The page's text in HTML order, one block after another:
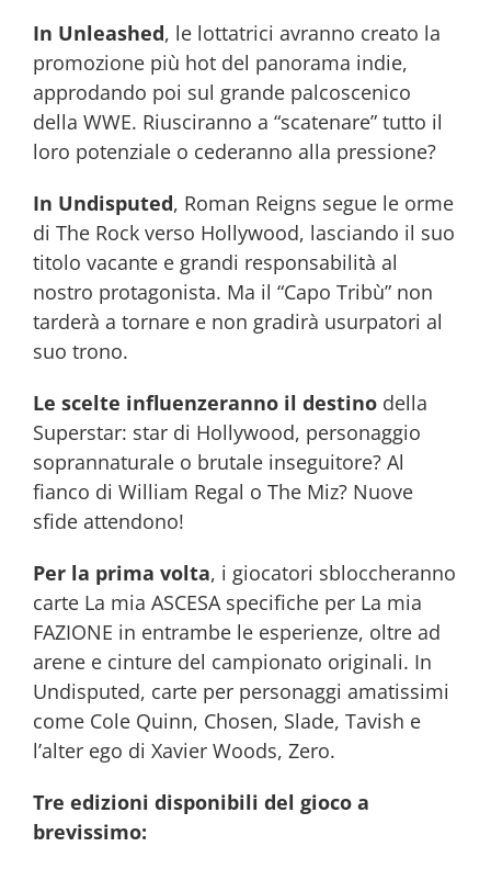
In Unleashed, le lottatrici avranno creato la
promozione più hot del panorama indie,
approdando poi sul grande palcoscenico
della WWE. Riusciranno a “scatenare” tutto il
loro potenziale o cederanno alla pressione?
In Undisputed, Roman Reigns segue le orme
di The Rock verso Hollywood, lasciando il suo
titolo vacante e grandi responsabilità al
nostro protagonista. Ma il “Capo Tribù” non
tarderà a tornare e non gradirà usurpatori al
suo trono.
Le scelte influenzeranno il destino della
Superstar: star di Hollywood, personaggio
soprannaturale o brutale inseguitore? Al
fianco di William Regal o The Miz? Nuove
sfide attendono!
Per la prima volta, i giocatori sbloccheranno
carte La mia ASCESA specifiche per La mia
FAZIONE in entrambe le esperienze, oltre ad
arene e cinture del campionato originali. In
Undisputed, carte per personaggi amatissimi
come Cole Quinn, Chosen, Slade, Tavish e
l’alter ego di Xavier Woods, Zero.
Tre edizioni disponibili del gioco a
brevissimo: